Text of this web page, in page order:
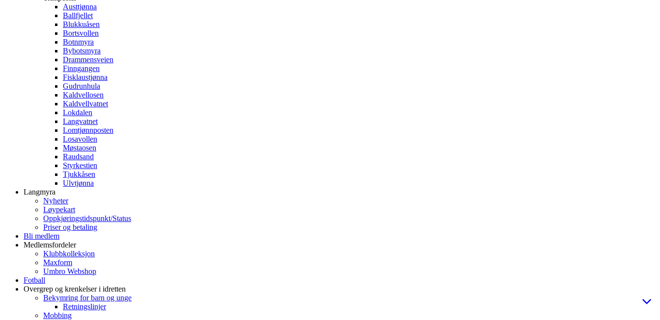
Austtjønna
Ballfjellet
Blukkuåsen
Bortsvollen
Botnmyra
Bybotsmyra
Drammensveien
Finngangen
Fisklaustjønna
Gudrunhula
Kaldvellosen
Kaldvellvatnet
Lokdalen
Langvatnet
Lomtjønnposten
Losavollen
Møstaosen
Raudsand
Styrkestien
Tjukkåsen
Ulvtjønna
Langmyra
Nyheter
Løypekart
Oppkjøringstidspunkt/Status
Priser og betaling
Bli medlem
Medlemsfordeler
Klubbkolleksjon
Maxform
Umbro Webshop
Fotball
Overgrep og krenkelser i idretten
Bekymring for barn og unge
Retningslinjer
Mobbing